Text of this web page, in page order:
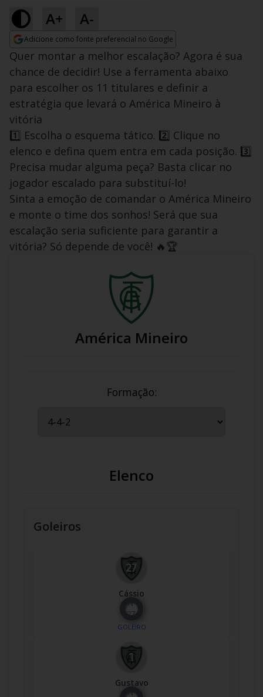
A+ A-
Adicione como fonte preferencial no Google
Opens in new window
Quer montar a melhor escalação? Agora é sua
chance de decidir! Use a ferramenta abaixo
para escolher os 11 titulares e definir a
estratégia que levará o América Mineiro à
vitória
1️⃣ Escolha o esquema tático. 2️⃣ Clique no
elenco e defina quem entra em cada posição. 3️⃣
Precisa mudar alguma peça? Basta clicar no
jogador escalado para substituí-lo!
Sinta a emoção de comandar o América Mineiro
e monte o time dos sonhos! Será que sua
escalação seria suficiente para garantir a
vitória? Só depende de você! 🔥🏆
América Mineiro
Formação:
Elenco
Goleiros
Cássio
Nº
27
GOLEIRO
Gustavo
Nº